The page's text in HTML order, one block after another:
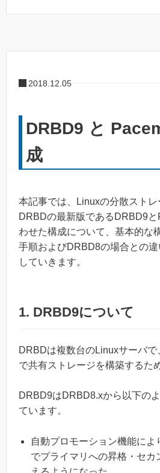
2018.12.05
DRBD9 と
成
本記事では、Linuxの分散スト
DRBDの最新版であるDRBD9
わせた構成について、基本的な
手順およびDRBD8の場合との
していきます。
1. DRBD9について
DRBDは複数台のLinuxサーバ
で共有ストレージを構築するた
DRBD9はDRBD8.xから以下の
ています。
自動プロモーション機能によ
でプライマリへの昇格・セカ